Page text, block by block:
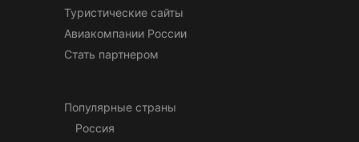
Туристические сайты
Авиакомпании России
Стать партнером
Популярные страны
Россия